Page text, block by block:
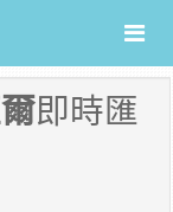
即時匯